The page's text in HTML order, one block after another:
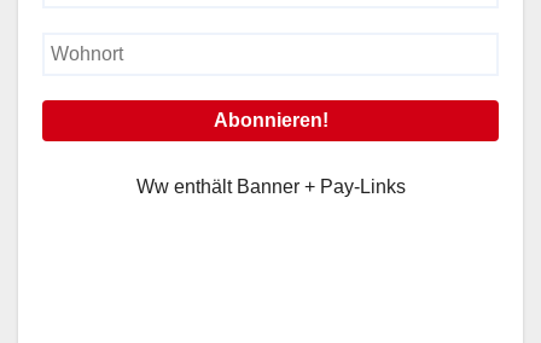
Ww enthält Banner + Pay-Links